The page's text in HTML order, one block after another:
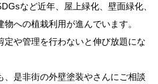
など近年、屋上緑化、壁面緑化、
への植栽利用が進んでいます。
定や管理を行わないと伸び放題にな
、是非街の外壁塗装やさんにご相談